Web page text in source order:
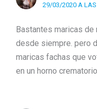
29/03/2020 A LAS
Bastantes maricas
desde siempre. pero
maricas fachas que
en un horno crematorio.